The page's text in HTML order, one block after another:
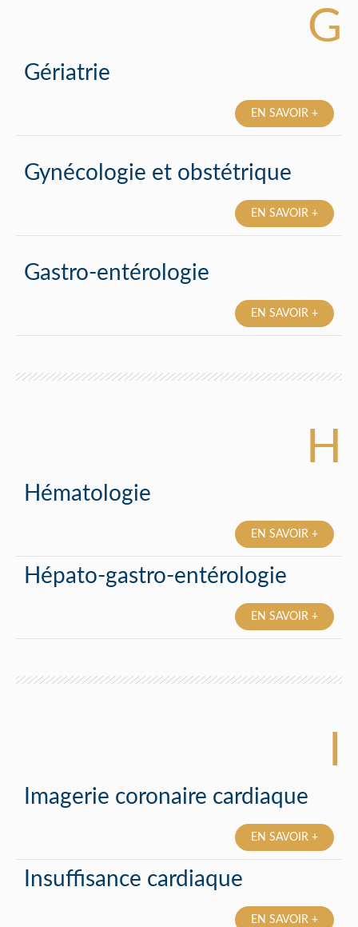
G
Gériatrie
EN SAVOIR +
Gynécologie et obstétrique
EN SAVOIR +
Gastro-entérologie
EN SAVOIR +
H
Hématologie
EN SAVOIR +
Hépato-gastro-entérologie
EN SAVOIR +
Imagerie coronaire cardiaque
EN SAVOIR +
Insuffisance cardiaque
EN SAVOIR +